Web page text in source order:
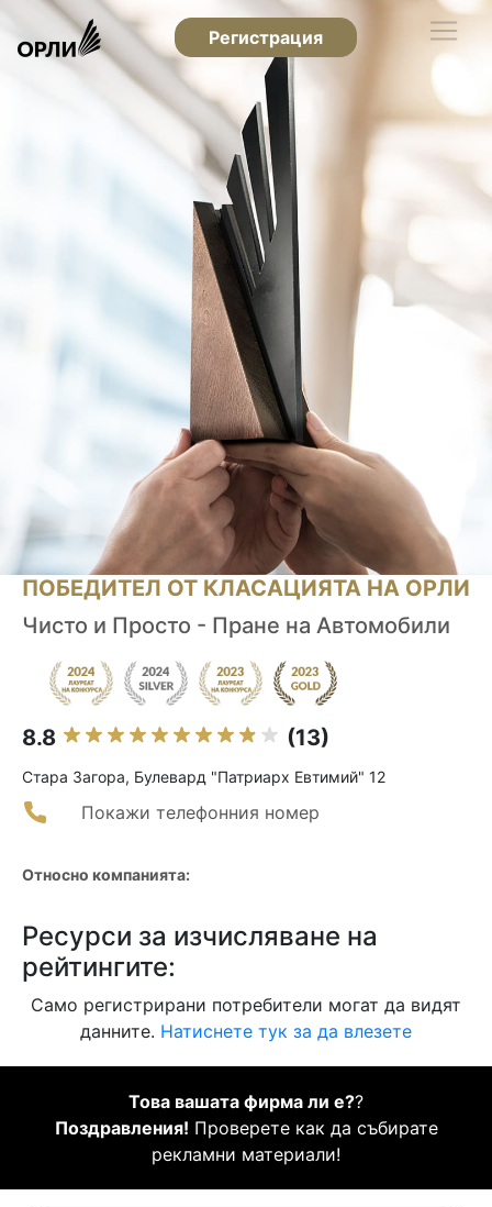
Регистрация
ПОБЕДИТЕЛ ОТ КЛАСАЦИЯТА НА ОРЛИ
Чисто и Просто - Пране на Автомобили
8.8 (13)
Стара Загора, Булевард "Патриарх Евтимий" 12
Покажи телефонния номер
Относно компанията:
Ресурси за изчисляване на
рейтингите:
Само регистрирани потребители могат да видят
данните. Натиснете тук за да влезете
Това вашата фирма ли е??
Поздравления! Проверете как да събирате
рекламни материали!